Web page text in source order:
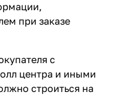
при заказе
с
центра и иными
строиться на